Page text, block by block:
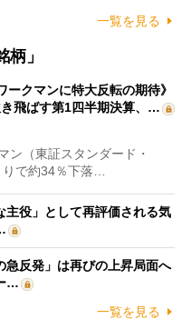
一覧を見る
」
ークマンに特大反転の期待》
飛ばす第1四半期決算、…
（東証スタンダード・
で約34％下落…
主役」として再評価される気
急反発」は再びの上昇局面へ
…
一覧を見る